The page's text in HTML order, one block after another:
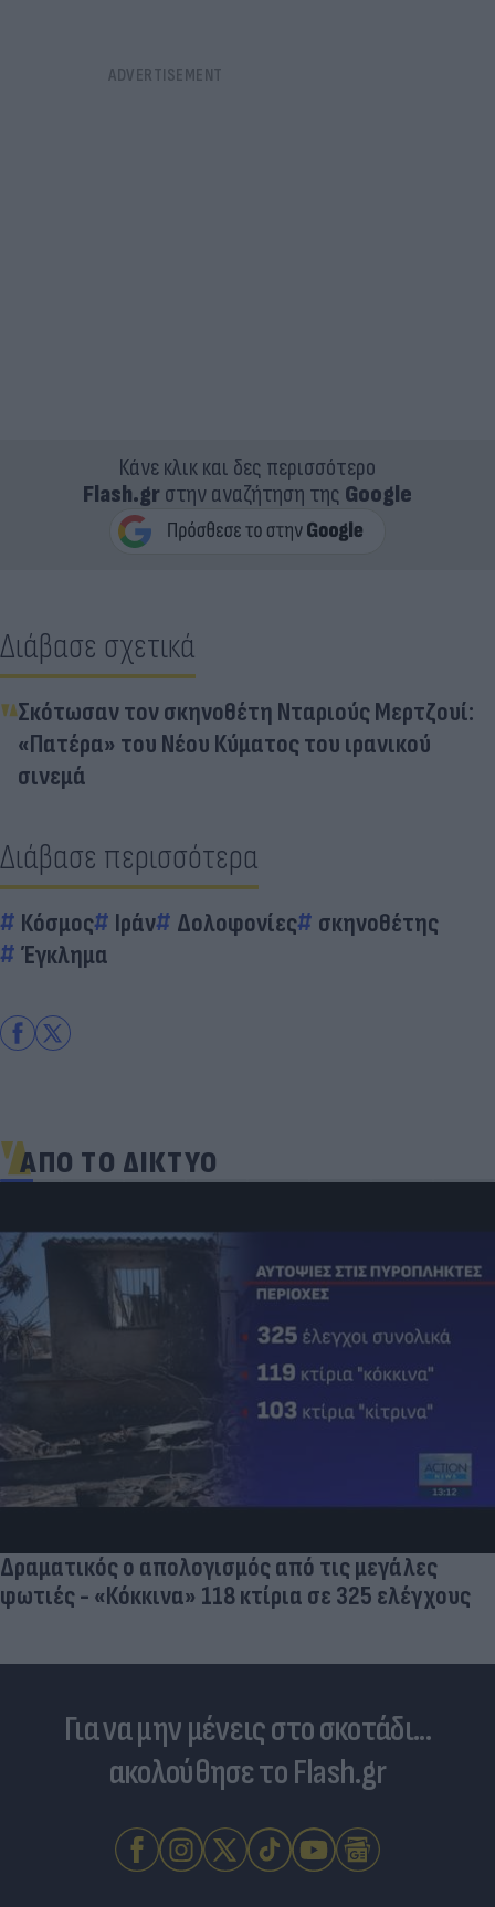
Κάνε κλικ και δες περισσότερο
Flash.grστην αναζήτηση της Google
Διάβασε σχετικά
Σκότωσαν τον σκηνοθέτη Νταριούς Μερτζουί:
«Πατέρα» του Νέου Κύματος του ιρανικού
σινεμά
Διάβασε περισσότερα
Κόσμος Ιράν Δολοφονίες
σκηνοθέτης
Έγκλημα
ΑΠΟ ΤΟ ΔΙΚΤΥΟ
Τουρκικές προκλήσεις στο Αιγαίο: Παραβιάσεις
και εμπλοκή με οπλισμένα F16
Για να μην μένεις στο σκοτάδι...
ακολούθησε το Flash.gr